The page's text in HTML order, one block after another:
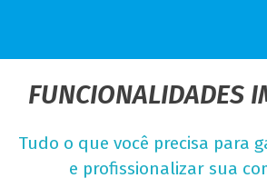
FUNCIONALIDADES
Tudo o que você precisa para
e profissionalizar sua